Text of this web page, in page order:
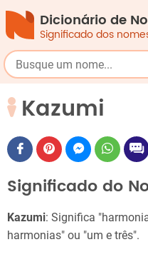
Dicionário de
Significado dos
Kazumi
Significado do
Kazumi: Significa
harmonias" ou "um e três".